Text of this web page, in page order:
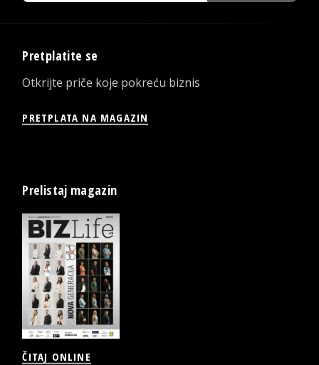
Pretplatite se
Otkrijte priče koje pokreću biznis
PRETPLATA NA MAGAZIN
Prelistaj magazin
ČITAJ ONLINE